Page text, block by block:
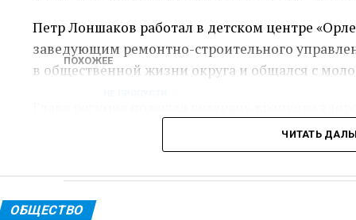
ПОХОЖЕЕ
Немецкая таможня конфисковала
90 кг элитного шоколада из Дубая
Петр Лоншаков работал в детском центре
заведующим ремонтно-строительного
в общественной жизни округа и общался с
Пресс-
Теги: Губернатор
ЧИТАТЬ
ОБЩЕСТВО